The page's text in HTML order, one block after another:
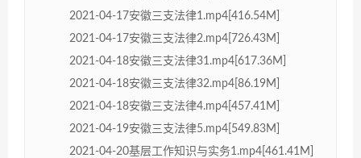
2021-04-17安徽三支法律1.mp4[416.54M]
2021-04-17安徽三支法律2.mp4[726.43M]
2021-04-18安徽三支法律31.mp4[617.36M]
2021-04-18安徽三支法律32.mp4[86.19M]
2021-04-18安徽三支法律4.mp4[457.41M]
2021-04-19安徽三支法律5.mp4[549.83M]
2021-04-20基层工作知识与实务1.mp4[461.41M]